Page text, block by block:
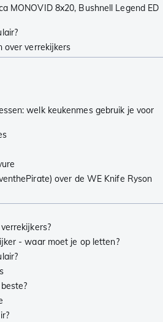
MONOVID 8x20, Bushnell Legend ED
over verrekijkers
welk keukenmes gebruik je voor
over de WE Knife Ryson
- waar moet je op letten?